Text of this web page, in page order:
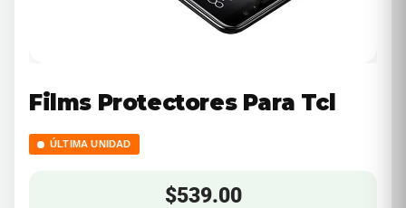
Films Protectores Para Tcl
ÚLTIMA UNIDAD
$539.00